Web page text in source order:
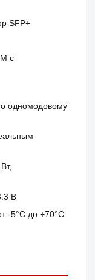
SFP+
с
одномодовому
В
-5°C до +70°C